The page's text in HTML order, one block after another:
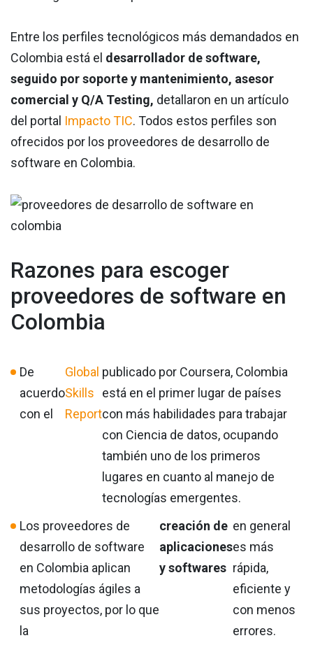
Entre los perfiles tecnológicos más demandados en
Colombia está el desarrollador de software,
seguido por soporte y mantenimiento, asesor
comercial y Q/A Testing, detallaron en un artículo
del portal Impacto TIC. Todos estos perfiles son
ofrecidos por los proveedores de desarrollo de
software en Colombia.
Razones para escoger
proveedores de software en
Colombia
De
acuerdo
con el
Global
Skills
Report
publicado por Coursera, Colombia
está en el primer lugar de países
con más habilidades para trabajar
con Ciencia de datos, ocupando
también uno de los primeros
lugares en cuanto al manejo de
tecnologías emergentes.
Los proveedores de
desarrollo de software
en Colombia aplican
metodologías ágiles a
sus proyectos, por lo que
la
creación de
aplicaciones
y softwares
en general
es más
rápida,
eficiente y
con menos
errores.